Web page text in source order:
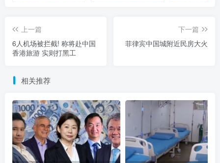
上一篇
6人机场被拦截! 称将赴中国
香港旅游 实则打黑工
下一篇
菲律宾中国城附近民房大火
相关推荐